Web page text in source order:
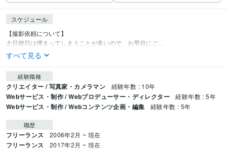
スケジュール
【撮影依頼について】
土日祝日は埋まってしまうことが多いので、お早目にご...
すべて見る
経験職種
クリエイター / 写真家・カメラマン 経験年数 : 10年
Webサービス・制作 / Webプロデューサー・ディレクター 経験年数 : 5年
Webサービス・制作 / Webコンテンツ企画・編集 経験年数 : 5年
職歴
フリーランス 2006年2月 ~ 現在
フリーランス 2017年2月 ~ 現在